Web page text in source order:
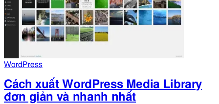
WordPress
Cách xuất WordPress Media Library
đơn giản và nhanh nhất